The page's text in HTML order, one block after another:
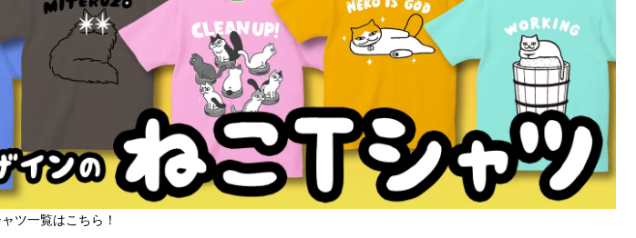
ツ一覧はこちら！